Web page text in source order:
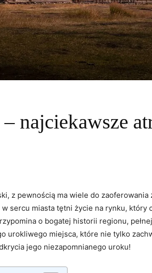
najciekawsze
z pewnością ma wiele do
sercu miasta tętni życie na rynku, który
o bogatej historii regionu,
urokliwego miejsca, które nie tylko
jego niezapomnianego uroku!